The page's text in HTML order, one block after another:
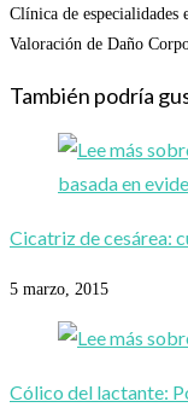
Clínica de
Valoración de Daño
También podría
Cicatriz de cesárea:
5 marzo, 2015
Cólico del lactante: